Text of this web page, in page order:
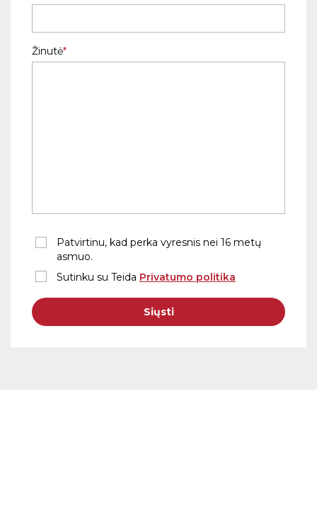
Žinutė
Patvirtinu, kad perka vyresnis nei 16 metų
asmuo.
Sutinku su Teida Privatumo politika